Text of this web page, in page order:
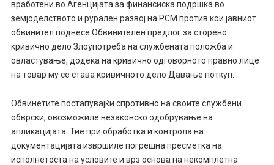
вработени во Агенцијата за финансиска подршка во
земјоделството и рурален развој на РСМ против кои јавниот
обвинител поднесе Обвинителен предлог за сторено
кривично дело Злоупотреба на службената положба и
овластување, додека на кривично одговорното правно лице
на товар му се става кривичното дело Давање поткуп.
Обвинетите постапувајќи спротивно на своите службени
обврски, овозможиле незаконско одобрување на
апликацијата. Тие при обработка и контрола на
документацијата извршиле погрешна пресметка на
исполнетоста на условите и врз основа на некомплетна